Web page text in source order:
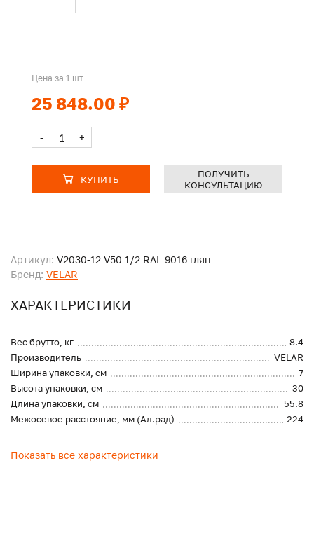
Артикул: V2030-12 V50 1/2 RAL 9016 глян
Бренд: VELAR
ХАРАКТЕРИСТИКИ
Вес брутто, кг
8.4
Производитель
VELAR
Ширина упаковки, см
7
Высота упаковки, см
30
Длина упаковки, см
55.8
Межосевое расстояние, мм (Ал.рад)
224
Показать все характеристики
Цена за 1 шт
25 848.00 ₽
- +
КУПИТЬ
ПОЛУЧИТЬ
КОНСУЛЬТАЦИЮ